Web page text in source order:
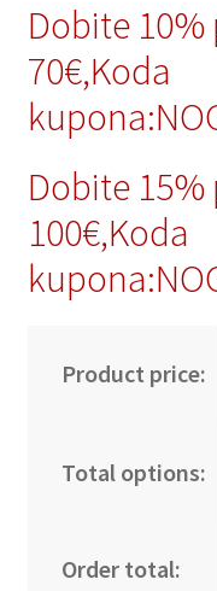
Dobite
70€,Koda
Dobite
100€,Koda
Product price:
Total options:
Order total: